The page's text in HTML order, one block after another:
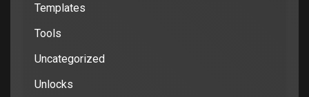
Templates
Tools
Uncategorized
Unlocks